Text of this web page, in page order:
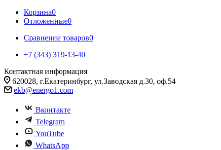
Корзина0
Отложенные0
Сравнение товаров0
+7 (343) 319-13-40
Контактная информация
620028, г.Екатеринбург, ул.Заводская д.30, оф.54
ekb@energo1.com
Вконтакте
Telegram
YouTube
WhatsApp